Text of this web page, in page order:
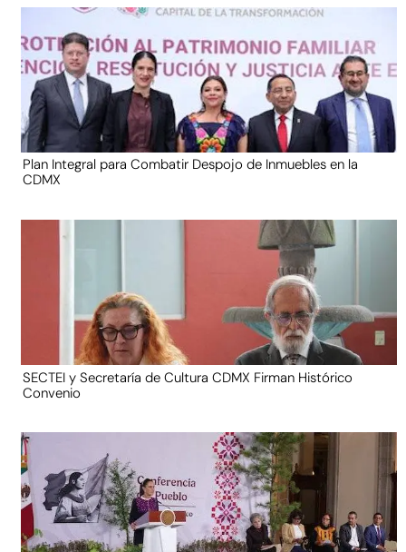
Plan Integral para Combatir Despojo de Inmuebles en la
CDMX
SECTEI y Secretaría de Cultura CDMX Firman Histórico
Convenio